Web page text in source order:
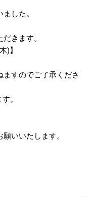
した。
きます。
)】
すのでご了承くださ
。
いいたします。